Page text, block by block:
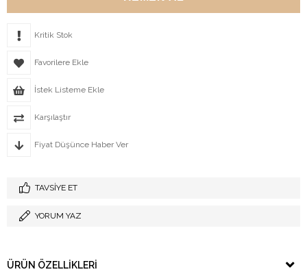
Kritik Stok
Favorilere Ekle
İstek Listeme Ekle
Karşılaştır
Fiyat Düşünce Haber Ver
TAVSIYE ET
YORUM YAZ
ÜRÜN ÖZELLIKLERI